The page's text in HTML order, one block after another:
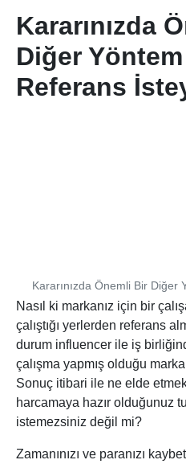
Kararınızda
Diğer
Referans
Kararınızda Önemli Bir
Nasıl ki markanız için bir
çalıştığı yerlerden referans
durum influencer ile iş
çalışma yapmış olduğu
Sonuç itibari ile ne elde
harcamaya hazır olduğunuz
istemezsiniz değil mi?
Zamanınızı ve paranızı